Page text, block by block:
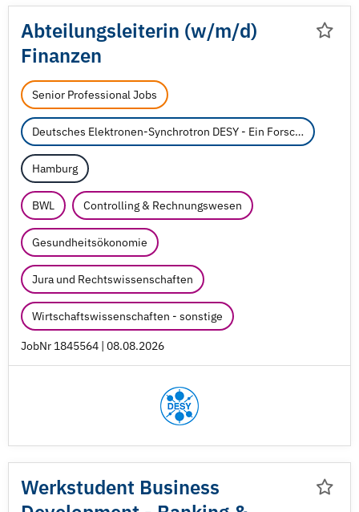
Abteilungsleiterin (w/m/d)
Finanzen
Senior Professional Jobs
Deutsches Elektronen-Synchrotron DESY - Ein Forschungszentrum der Helmholtz-Gemeinschaft
Hamburg
BWL Controlling & Rechnungswesen
Gesundheitsökonomie
Jura und Rechtswissenschaften
Wirtschaftswissenschaften - sonstige
JobNr 1845564 | 08.08.2026
Werkstudent Business